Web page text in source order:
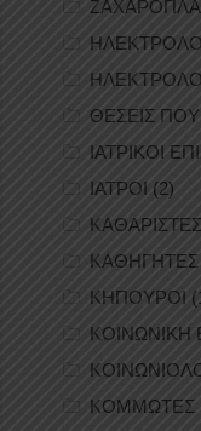
ΘΕΣΕΙΣ
ΙΑΤΡΙΚΟΙ
ΙΑΤΡΟΙ (2)
ΚΑΘΗΓΗΤΕΣ
ΚΗΠΟΥΡΟΙ
ΚΟΙΝΩΝΙΚΗ
ΚΟΜΜΩΤΕΣ